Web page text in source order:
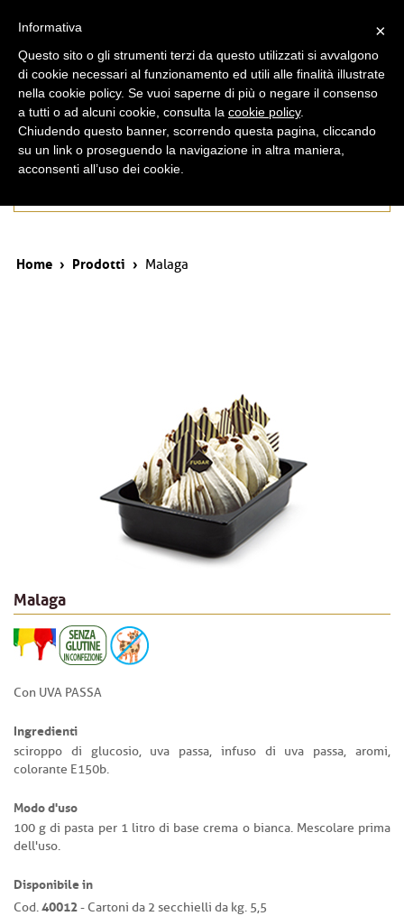
Home › Prodotti › Malaga
Malaga
Con UVA PASSA
Ingredienti
sciroppo di glucosio, uva passa, infuso di uva passa, aromi,
colorante E150b.
Modo d'uso
100 g di pasta per 1 litro di base crema o bianca. Mescolare prima
dell'uso.
Disponibile in
Cod.40012- Cartoni da 2 secchielli da kg. 5,5
×
Informativa
Questo sito o gli strumenti terzi da questo utilizzati si avvalgono
di cookie necessari al funzionamento ed utili alle finalità illustrate
nella cookie policy. Se vuoi saperne di più o negare il consenso
a tutti o ad alcuni cookie, consulta la cookie policy.
Chiudendo questo banner, scorrendo questa pagina, cliccando
su un link o proseguendo la navigazione in altra maniera,
acconsenti all’uso dei cookie.